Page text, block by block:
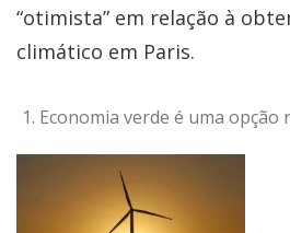
“otimista” em relação à
climático em Paris.
Economia verde é uma opção